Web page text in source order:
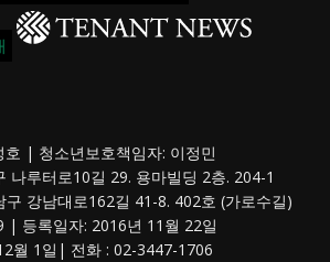
호 | 청소년보호책임자: 이정민
나루터로10길 29. 용마빌딩 2층. 204-1
강남대로162길 41-8. 402호 (가로수길)
| 등록일자: 2016년 11월 22일
월 1일| 전화 : 02-3447-1706